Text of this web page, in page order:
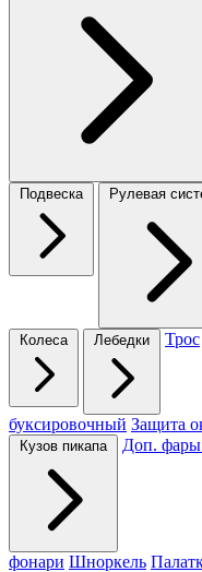
Подвеска Рулевая
Колеса Лебедки Трос
буксировочный Защита
Кузов пикапа Доп.
фонари Шноркель